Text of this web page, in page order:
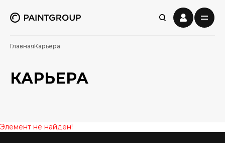
ГлавнаяКарьера
КАРЬЕРА
Элемент не найден!